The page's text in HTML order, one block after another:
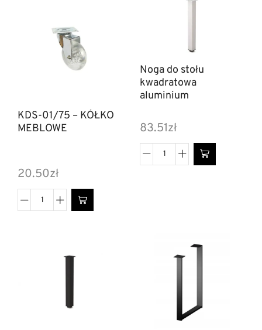
KDS-01/75 – KÓŁKO
MEBLOWE
20.50zł
Noga do stołu
kwadratowa
aluminium
83.51zł